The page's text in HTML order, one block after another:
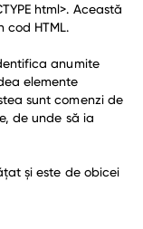
html>. Această
cod HTML.
anumite
elemente
sunt comenzi de
de unde să ia
și este de obicei